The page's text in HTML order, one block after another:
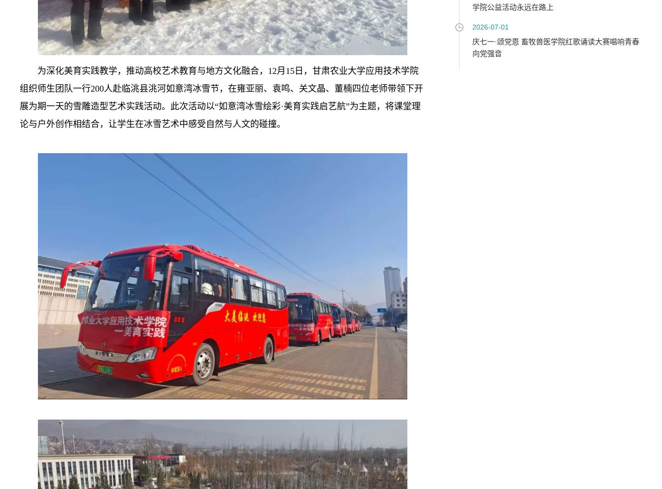
为深化美育实践教学，推动高校艺术教育与地方文化融合，12月15日，甘肃农业大学应用技术学院
组织师生团队一行200人赴临洮县洮河如意湾冰雪节，在雍亚丽、袁鸣、关文晶、董楠四位老师带领下开
展为期一天的雪雕造型艺术实践活动。此次活动以“如意湾冰雪绘彩·美育实践启艺航”为主题，将课堂理
论与户外创作相结合，让学生在冰雪艺术中感受自然与人文的碰撞。
学院公益活动永远在路上
2026-07-01
庆七一·颂党恩 畜牧兽医学院红歌诵读大赛唱响青春
向党强音